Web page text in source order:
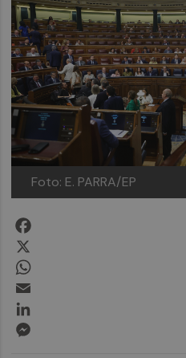
Foto: E. PARRA/EP